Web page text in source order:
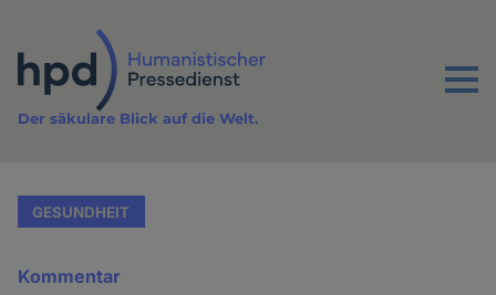
Inhalt
Menu
Der säkulare Blick auf die Welt.
GESUNDHEIT
Kommentar